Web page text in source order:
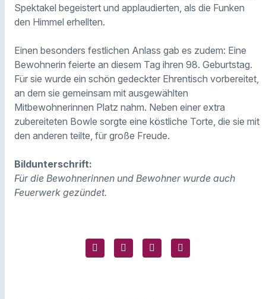
Spektakel begeistert und applaudierten, als die Funken
den Himmel erhellten.
Einen besonders festlichen Anlass gab es zudem: Eine
Bewohnerin feierte an diesem Tag ihren 98. Geburtstag.
Für sie wurde ein schön gedeckter Ehrentisch vorbereitet,
an dem sie gemeinsam mit ausgewählten
Mitbewohnerinnen Platz nahm. Neben einer extra
zubereiteten Bowle sorgte eine köstliche Torte, die sie mit
den anderen teilte, für große Freude.
Bildunterschrift:
Für die Bewohnerinnen und Bewohner wurde auch
Feuerwerk gezündet.